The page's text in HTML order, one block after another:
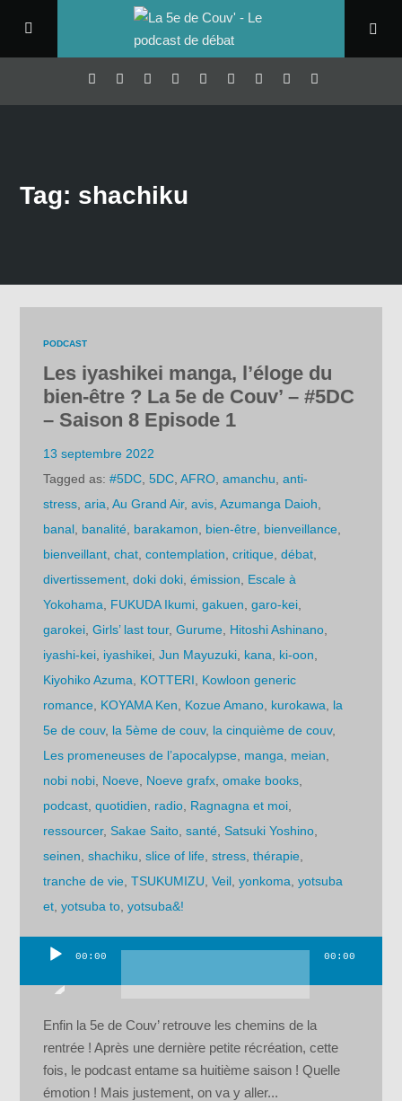
Tag: shachiku
PODCAST
Les iyashikei manga, l’éloge du
bien-être ? La 5e de Couv’ – #5DC
– Saison 8 Episode 1
13 septembre 2022
Tagged as:#5DC ,5DC ,AFRO ,amanchu ,anti-
stress ,aria ,Au Grand Air,avis ,Azumanga Daioh
banal banalité barakamon bien-être bienveillance
bienveillant ,chat ,contemplation ,critique ,débat
divertissement ,doki doki ,émission
Escale à
Yokohama
FUKUDA Ikumi ,gakuen ,garo-kei
garokei ,Girls’ last tour,Gurume Hitoshi Ashinano
iyashi-kei iyashikei ,Jun Mayuzuki kana ki-oon
Kiyohiko Azuma
KOTTERI
Kowloon generic
romance KOYAMA Ken Kozue Amano kurokawa
la
5e de couv, la 5ème de couv, la cinquième de couv,
Les promeneuses de l’apocalypse manga meian
nobi nobi Noeve Noeve grafx ,omake books
podcast ,quotidien radio Ragnagna et moi
ressourcer,Sakae Saito ,santé ,Satsuki Yoshino
seinen ,shachiku ,slice of life ,stress ,thérapie
tranche de vie ,TSUKUMIZU ,Veil ,yonkoma ,yotsuba
et ,yotsuba to ,yotsuba&!
00:00 00:00
Enfin la 5e de Couv’ retrouve les chemins de la
rentrée ! Après une dernière petite récréation, cette
fois, le podcast entame sa huitième saison ! Quelle
émotion ! Mais justement, on va y aller...